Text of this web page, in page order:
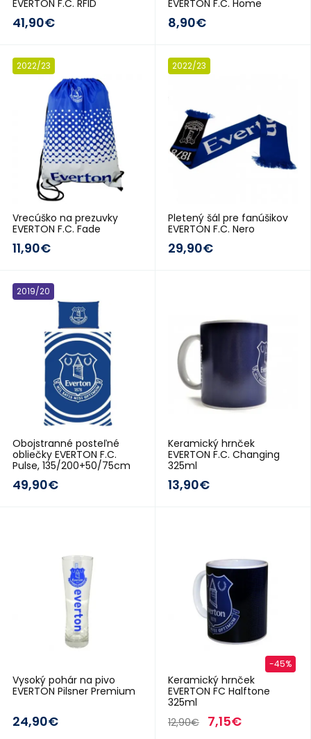
EVERTON F.C. RFID
41,90€
EVERTON F.C. Home
8,90€
2022/23
Vrecúško na prezuvky
EVERTON F.C. Fade
11,90€
2022/23
Pletený šál pre fanúšikov
EVERTON F.C. Nero
29,90€
2019/20
Obojstranné posteľné
obliečky EVERTON F.C.
Pulse, 135/200+50/75cm
49,90€
Keramický hrnček
EVERTON F.C. Changing
325ml
13,90€
Vysoký pohár na pivo
EVERTON Pilsner Premium
24,90€
-45%
Keramický hrnček
EVERTON FC Halftone
325ml
12,90€
7,15€